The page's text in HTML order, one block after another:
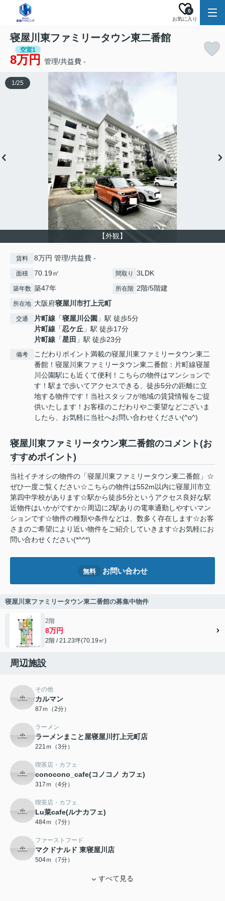
お気に入り
0
寝屋川東ファミリータウン東二番館
空室1
8万円 管理/共益費 -
【外観】
1/25
賃料 8万円 管理/共益費 -
面積 70.19㎡ 間取り 3LDK
築年数 築47年 所在階 2階/5階建
所在地 大阪府寝屋川市打上元町
交通 片町線 「寝屋川公園 」駅 徒歩5分
片町線 「忍ケ丘 」駅 徒歩17分
片町線 「星田 」駅 徒歩23分
備考
こだわりポイント満載の寝屋川東ファミリータウン東二
番館！寝屋川東ファミリータウン東二番館：片町線寝屋
川公園駅にも近くて便利！こちらの物件はマンションで
す！駅まで歩いてアクセスできる、徒歩5分の距離に立
地する物件です！当社スタッフが地域の賃貸情報をご提
供いたします！お客様のこだわりやご要望などございま
したら、お気軽に当社へお問い合わせください(^o^)
寝屋川東ファミリータウン東二番館のコメント(お
すすめポイント)
当社イチオシの物件の「寝屋川東ファミリータウン東二番館」☆
ぜひ一度ご覧ください☆こちらの物件は552m以内に寝屋川市立
第四中学校があります☆駅から徒歩5分というアクセス良好な駅
近物件はいかがですか☆周辺に2駅ありの電車通勤しやすいマン
ションです☆物件の種類や条件などは、数多く存在します☆お客
さまのご希望により近い物件をご紹介していきます☆お気軽にお
問い合わせください(*^^*)
無料 お問い合わせ
寝屋川東ファミリータウン東二番館の募集中物件
2階
8万円
2階 / 21.23坪(70.19㎡)
周辺施設
その他
カルマン
87ｍ（2分）
ラーメン
ラーメンまこと屋寝屋川打上元町店
221ｍ（3分）
喫茶店・カフェ
conocono_cafe(コノコノ カフェ)
317ｍ（4分）
喫茶店・カフェ
Lu菜cafe(ルナカフェ)
484ｍ（7分）
ファーストフード
マクドナルド 東寝屋川店
504ｍ（7分）
すべて見る